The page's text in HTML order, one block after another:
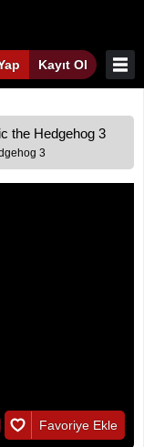
Kayıt Ol
the Hedgehog 3
3
Favoriye Ekle